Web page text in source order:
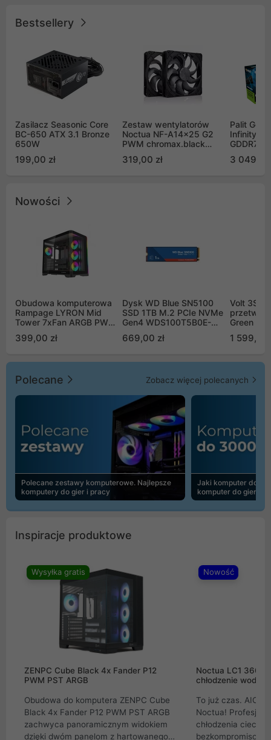
Bestsellery
Zasilacz Seasonic Core
BC-650 ATX 3.1 Bronze
650W
199,00 zł
Zestaw wentylatorów
Noctua NF-A14x25 G2
PWM chromax.black
Push Pull (2szt)
319,00 zł
Palit
Infinity 3
GDDR7
GB2050S)
3 049,00
Nowości
Obudowa komputerowa
Rampage LYRON Mid
Tower 7xFan ARGB PWM
399,00 zł
Dysk WD Blue SN5100
SSD 1TB M.2 PCIe NVMe
Gen4 WDS100T5B0E-
669,00 zł
Volt
Green
1 599,00
Polecane Zobacz więcej polecanych
Polecane zestawy komputerowe. Najlepsze
komputery do gier i pracy
Jaki komputer do
komputer do gier |
Inspiracje produktowe
Wysyłka gratis
ZENPC Cube Black 4x Fander P12
PWM PST ARGB
Obudowa do komputera ZENPC Cube
Black 4x Fander P12 PWM PST ARGB
zachwyca panoramicznym widokiem
dzięki dwóm panelom z hartowanego
Nowość
Noctua LC1
chłodzenie wodne
To już czas. AIO
Noctua!
chłodzenia cieczą